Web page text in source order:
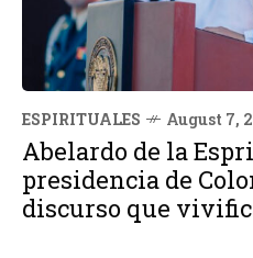
ESPIRITUALES August 7,
Abelardo de la
presidencia de
discurso que